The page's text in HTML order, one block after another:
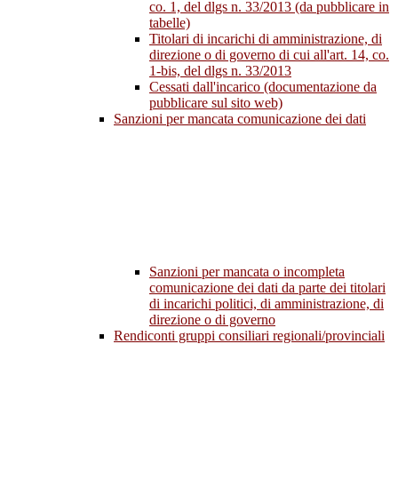
co. 1, del dlgs n. 33/2013 (da pubblicare in
tabelle)
Titolari di incarichi di amministrazione, di
direzione o di governo di cui all'art. 14, co.
1-bis, del dlgs n. 33/2013
Cessati dall'incarico (documentazione da
pubblicare sul sito web)
Sanzioni per mancata comunicazione dei dati
Sanzioni per mancata o incompleta
comunicazione dei dati da parte dei titolari
di incarichi politici, di amministrazione, di
direzione o di governo
Rendiconti gruppi consiliari regionali/provinciali